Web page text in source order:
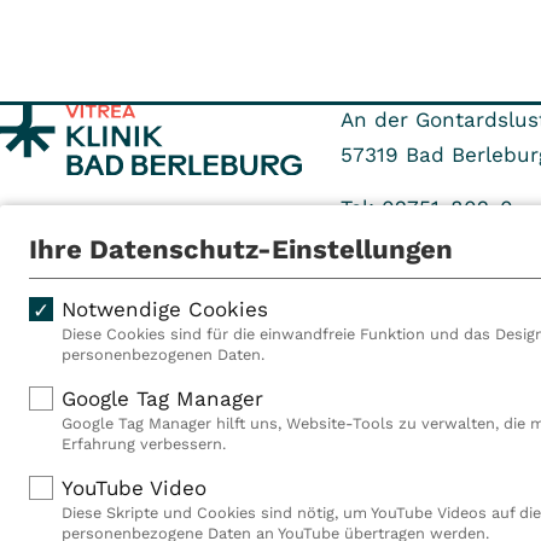
An der
57319 Bad
Tel: 02751-802-0
Fax: 02751-802-1369
Rahmen der Gruppe
Akutkliniken, acht
Ihre Datenschutz-Einstellungen
Notwendige Cookies
Diese Cookies sind für die einwandfreie Funktion und das
personenbezogenen Daten.
Google Tag Manager
Google Tag Manager hilft uns, Website-Tools zu verwalten, die
Erfahrung verbessern.
YouTube Video
Diese Skripte und Cookies sind nötig, um YouTube Videos auf
personenbezogene Daten an YouTube übertragen werden.